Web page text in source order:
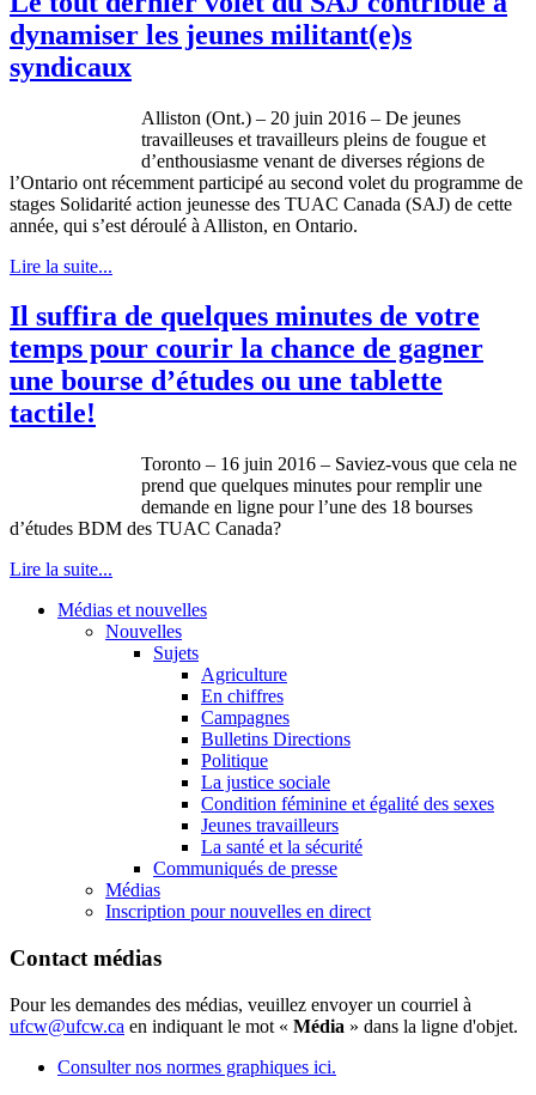
dynamiser les jeunes militant(e)s
syndicaux
Alliston (Ont.) – 20 juin 2016 – De jeunes
travailleuses et travailleurs pleins de fougue et
d’enthousiasme venant de diverses régions de
l’Ontario ont récemment participé au second volet du programme de
stages Solidarité action jeunesse des TUAC Canada (SAJ) de cette
année, qui s’est déroulé à Alliston, en Ontario.
Lire la suite...
Il suffira de quelques minutes de votre
temps pour courir la chance de gagner
une bourse d’études ou une tablette
tactile!
Toronto – 16 juin 2016 – Saviez-vous que cela ne
prend que quelques minutes pour remplir une
demande en ligne pour l’une des 18 bourses
d’études BDM des TUAC Canada?
Lire la suite...
Médias et nouvelles
Nouvelles
Sujets
Agriculture
En chiffres
Campagnes
Bulletins Directions
Politique
La justice sociale
Condition féminine et égalité des sexes
Jeunes travailleurs
La santé et la sécurité
Communiqués de presse
Médias
Inscription pour nouvelles en direct
Contact médias
Pour les demandes des médias, veuillez envoyer un courriel à
ufcw@ufcw.ca en indiquant le mot « Média » dans la ligne d'objet.
Consulter nos normes graphiques ici.